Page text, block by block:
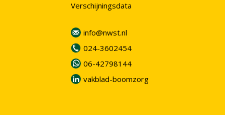
Verschijningsdata
info@nwst.nl
024-3602454
06-42798144
vakblad-boomzorg